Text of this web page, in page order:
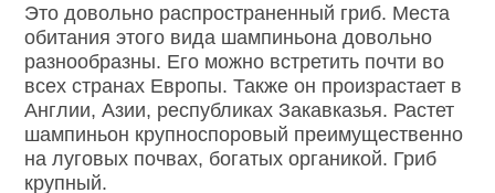
Это довольно распространенный гриб. Места
обитания этого вида шампиньона довольно
разнообразны. Его можно встретить почти во
всех странах Европы. Также он произрастает в
Англии, Азии, республиках Закавказья. Растет
шампиньон крупноспоровый преимущественно
на луговых почвах, богатых органикой. Гриб
крупный.